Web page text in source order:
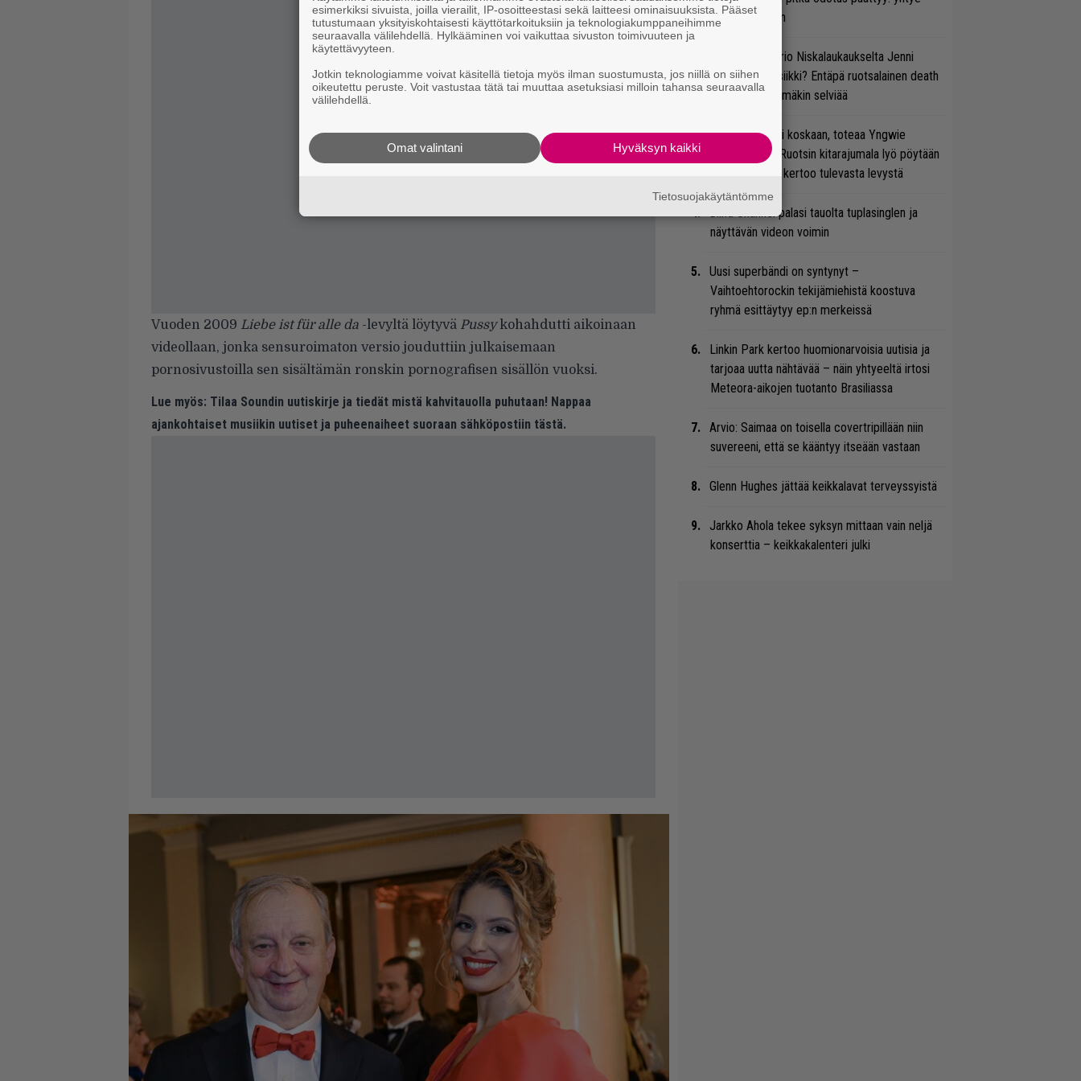
Vuoden 2009 Liebe ist für alle da -levyltä löytyvä Pussykohahdutti aikoinaan
videollaan, jonka sensuroimaton versio jouduttiin julkaisemaan
pornosivustoilla sen sisältämän ronskin pornografisen sisällön vuoksi.
Lue myös: Tilaa Soundin uutiskirje ja tiedät mistä kahvitauolla puhutaan! Nappaa
ajankohtaiset musiikin uutiset ja puheenaiheet suoraan sähköpostiin tästä.
tulee Suomeen
Miten taipuu Trio Niskalaukaukselta Jenni
Vartiaisen musiikki? Entäpä ruotsalainen death
metal? Pian tämäkin selviää
Se on nyt tai ei koskaan, toteaa Yngwie
Malmsteen – Ruotsin kitarajumala lyö pöytään
uuden biisin ja kertoo tulevasta levystä
Blind Channel palasi tauolta tuplasinglen ja
näyttävän videon voimin
Uusi superbändi on syntynyt –
Vaihtoehtorockin tekijämiehistä koostuva
ryhmä esittäytyy ep:n merkeissä
Linkin Park kertoo huomionarvoisia uutisia ja
tarjoaa uutta nähtävää – näin yhtyeeltä irtosi
Meteora-aikojen tuotanto Brasiliassa
Arvio: Saimaa on toisella covertripillään niin
suvereeni, että se kääntyy itseään vastaan
Glenn Hughes jättää keikkalavat terveyssyistä
Jarkko Ahola tekee syksyn mittaan vain neljä
konserttia – keikkakalenteri julki
esimerkiksi sivuista, joilla vierailit, IP-osoitteestasi sekä laitteesi ominaisuuksista. Pääset
tutustumaan yksityiskohtaisesti käyttötarkoituksiin ja teknologiakumppaneihimme
seuraavalla välilehdellä. Hylkääminen voi vaikuttaa sivuston toimivuuteen ja
käytettävyyteen.
Jotkin teknologiamme voivat käsitellä tietoja myös ilman suostumusta, jos niillä on siihen
oikeutettu peruste. Voit vastustaa tätä tai muuttaa asetuksiasi milloin tahansa seuraavalla
välilehdellä.
Hyväksyn kaikki
Omat valintani
Tietosuojakäytäntömme